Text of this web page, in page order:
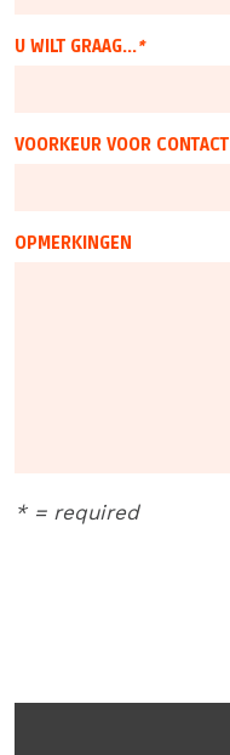
U WILT GRAAG...*
VOORKEUR VOOR CONTACT
OPMERKINGEN
*= required